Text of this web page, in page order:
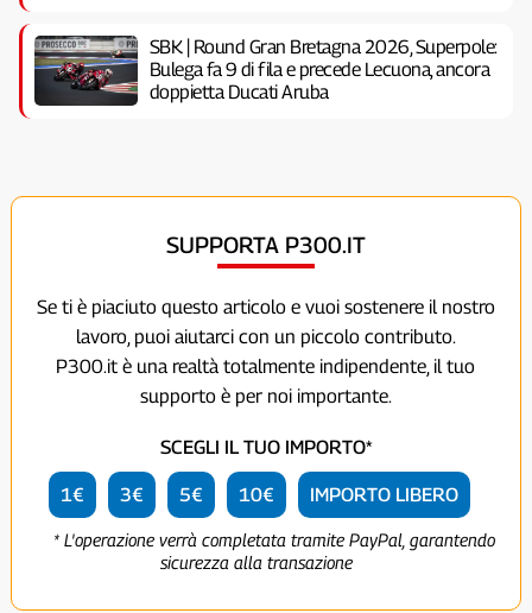
SBK | Round Gran Bretagna 2026, Superpole:
Bulega fa 9 di fila e precede Lecuona, ancora
doppietta Ducati Aruba
SUPPORTA P300.IT
Se ti è piaciuto questo articolo e vuoi sostenere il nostro
lavoro, puoi aiutarci con un piccolo contributo.
P300.it è una realtà totalmente indipendente, il tuo
supporto è per noi importante.
SCEGLI IL TUO IMPORTO*
1€ 3€ 5€ 10€ IMPORTO LIBERO
* L'operazione verrà completata tramite PayPal, garantendo
sicurezza alla transazione